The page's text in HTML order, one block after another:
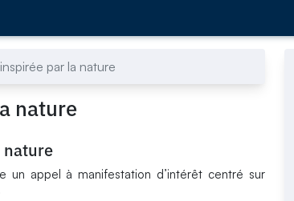
par la nature
nature
nature
un appel à manifestation d’intérêt centré sur